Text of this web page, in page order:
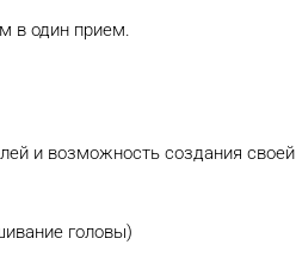
в один прием.
и возможность создания своей
головы)